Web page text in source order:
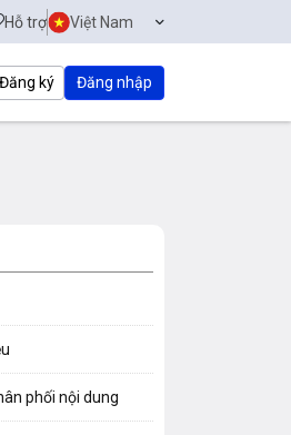
Hỗ trợ Việt Nam
Đăng ký Đăng nhập
phối nội dung